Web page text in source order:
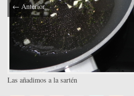
← Anterior
Las añadimos a la sartén